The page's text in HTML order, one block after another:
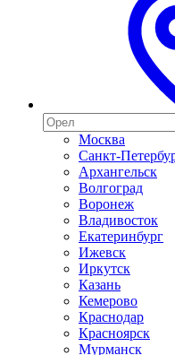
Москва
Санкт-
Архангельск
Волгоград
Воронеж
Владивосток
Екатеринбург
Ижевск
Иркутск
Казань
Кемерово
Краснодар
Красноярск
Мурманск